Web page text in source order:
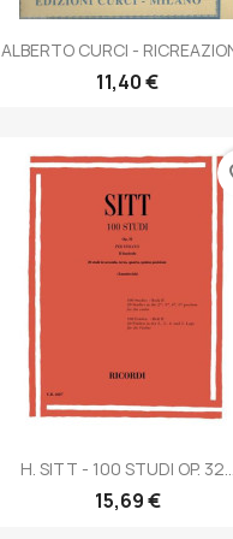
ALBERTO CURCI -
11,40 €
H. SITT - 100 STUDI OP. 32...
15,69 €